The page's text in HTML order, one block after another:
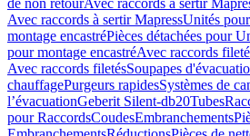
de non retourAvec raccords à sertir
Avec raccords à sertir MapressUnités
montage encastréPièces détachées pour
pour montage encastréAvec raccords
Avec raccords filetésSoupapes
chauffagePurgeurs rapidesSystèmes de
l’évacuationGeberit Silent-db20Tubes
pour RaccordsCoudesEmbranchements